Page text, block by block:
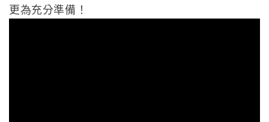
更為充分準備！